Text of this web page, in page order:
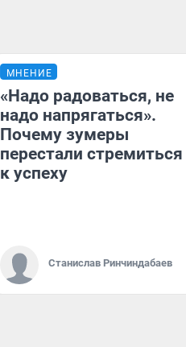
МНЕНИЕ
«Надо радоваться, не
надо напрягаться».
Почему зумеры
перестали стремиться
к успеху
Станислав Ринчиндабаев